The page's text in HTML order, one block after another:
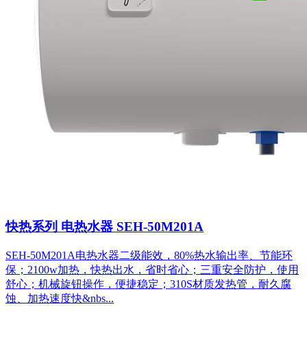
快热系列 电热水器 SEH-50M201A
SEH-50M201A电热水器二级能效，80%热水输出率、节能环
保；2100w加热，快热出水，省时省心；三重安全防护，使用
舒心；机械旋钮操作，便捷稳定；310S材质发热管，耐久腐
蚀、加热速度快&nbs...